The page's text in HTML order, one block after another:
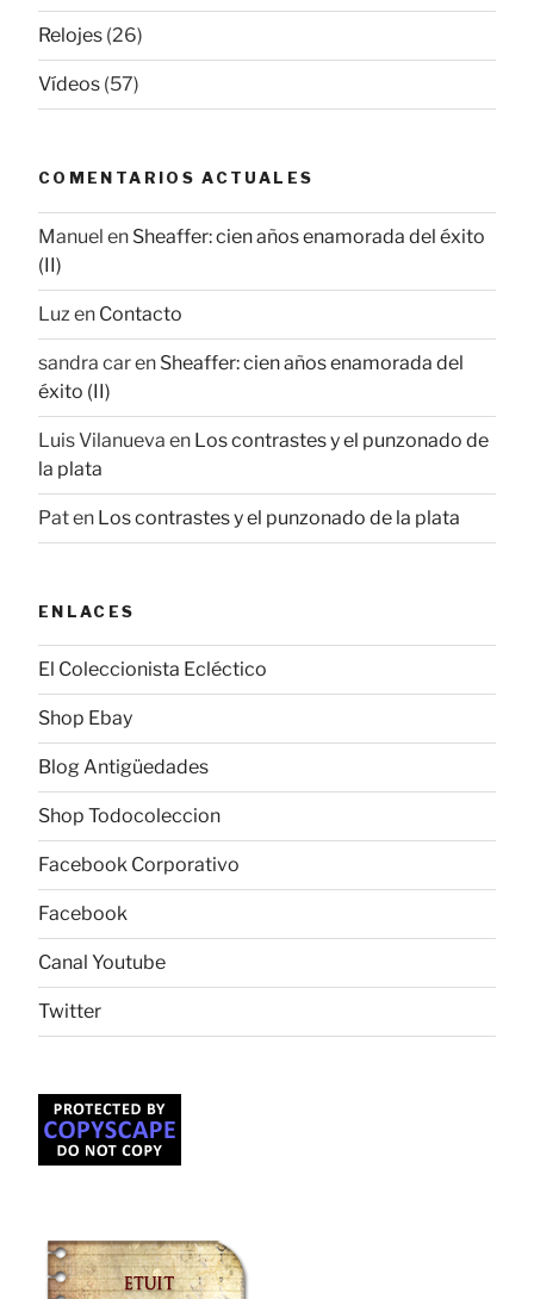
Relojes (26)
Vídeos (57)
COMENTARIOS ACTUALES
Manuel en Sheaffer: cien años enamorada del éxito
(II)
Luz en Contacto
sandra caren Sheaffer: cien años enamorada del
éxito (II)
Luis Vilanueva en Los contrastes y el punzonado de
la plata
Paten Los contrastes y el punzonado de la plata
ENLACES
El Coleccionista Ecléctico
Shop Ebay
Blog Antigüedades
Shop Todocoleccion
Facebook Corporativo
Facebook
Canal Youtube
Twitter